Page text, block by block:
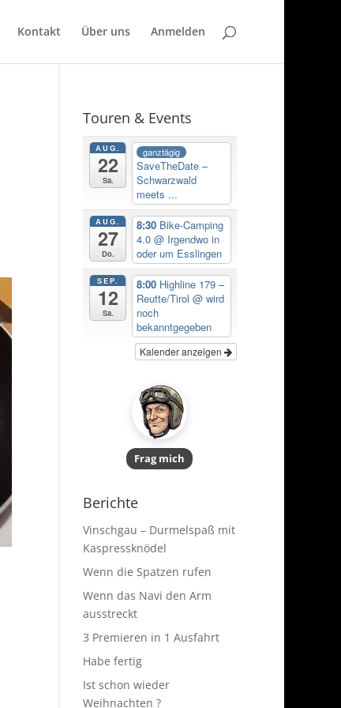
Kontakt Über uns Anmelden
Touren & Events
AUG.
22
Sa.
ganztägig
SaveTheDate –
Schwarzwald
meets ...
AUG.
27
Do.
8:30 Bike-Camping
4.0@ Irgendwo in
oder um Esslingen
SEP.
12
Sa.
8:00 Highline 179 –
Reutte/Tirol@ wird
noch
bekanntgegeben
Kalender anzeigen
Frag mich
Berichte
Vinschgau – Durmelspaß mit
Kaspressknödel
Wenn die Spatzen rufen
Wenn das Navi den Arm
ausstreckt
3 Premieren in 1 Ausfahrt
Habe fertig
Ist schon wieder
Weihnachten ?